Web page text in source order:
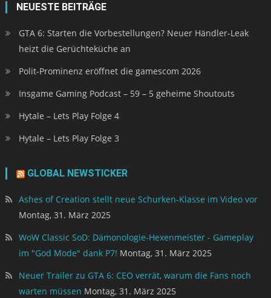
NEUESTE BEITRÄGE
GTA 6: Starten die Vorbestellungen? Neuer Händler-Leak
heizt die Gerüchteküche an
Polit-Prominenz eröffnet die gamescom 2026
Insgame Gaming Podcast – 59 – 5 geheime Shoutouts
Hytale – Lets Play Folge 4
Hytale – Lets Play Folge 3
GLOBAL NEWSTICKER
Ashes of Creation stellt neue Schurken-Klasse im Video vor
Montag, 31. März 2025
WoW Classic SoD: Dämonologie-Hexenmeister - Gameplay
im "God Mode" dank P7! Montag, 31. März 2025
Neuer Trailer zu GTA 6: CEO verrät, warum die Fans noch
warten müssen Montag, 31. März 2025